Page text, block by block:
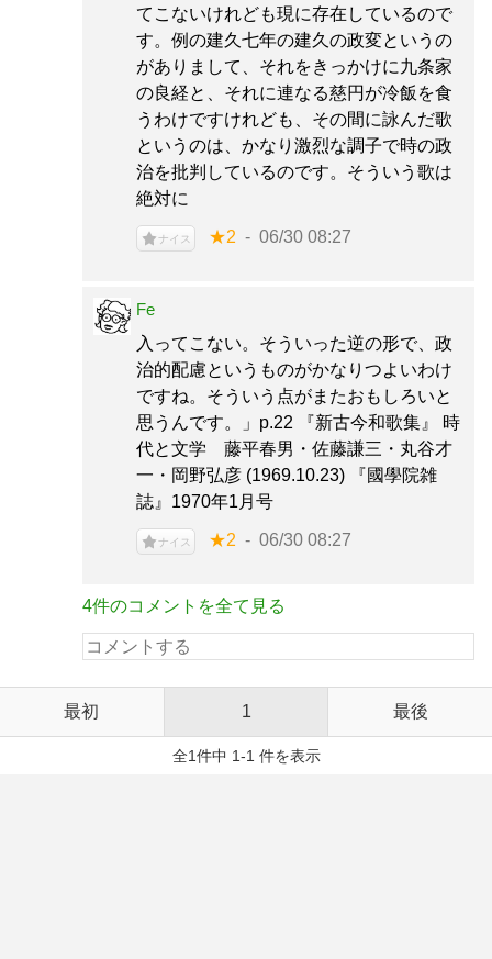
てこないけれども現に存在しているので
す。例の建久七年の建久の政変というの
がありまして、それをきっかけに九条家
の良経と、それに連なる慈円が冷飯を食
うわけですけれども、その間に詠んだ歌
というのは、かなり激烈な調子で時の政
治を批判しているのです。そういう歌は
絶対に
ナイス ★2 06/30 08:27
Fe
入ってこない。そういった逆の形で、政
治的配慮というものがかなりつよいわけ
ですね。そういう点がまたおもしろいと
思うんです。」p.22 『新古今和歌集』 時
代と文学 藤平春男・佐藤謙三・丸谷才
一・岡野弘彦 (1969.10.23) 『國學院雑
誌』1970年1月号
ナイス ★2 06/30 08:27
4件のコメントを全て見る
最初 1 最後
全1件中 1-1 件を表示